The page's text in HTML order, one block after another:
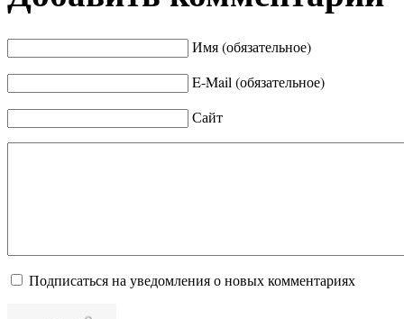
Имя (обязательное)
E-Mail (обязательное)
Сайт
Подписаться на уведомления о новых комментариях